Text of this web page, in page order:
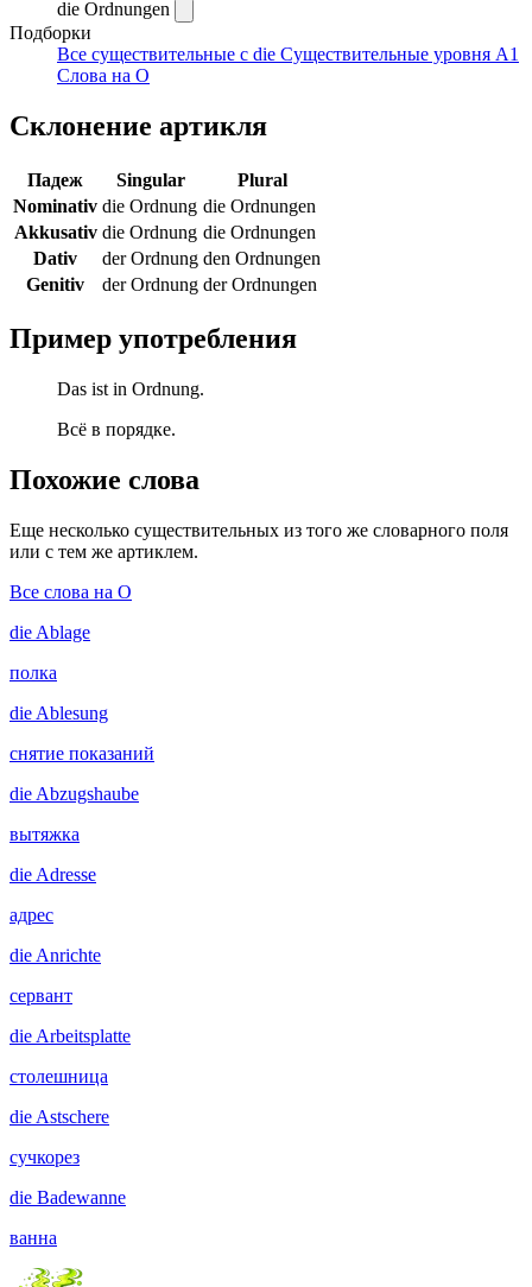
die Ordnungen
Подборки
Все существительные с die Существительные уровня A1
Слова на O
Склонение артикля
Падеж Singular
Plural
Nominativ die Ordnung die Ordnungen
Akkusativ die Ordnung die Ordnungen
Dativ
der Ordnung den Ordnungen
Genitiv
der Ordnung der Ordnungen
Пример употребления
Das ist in Ordnung.
Всё в порядке.
Похожие слова
Еще несколько существительных из того же словарного поля
или с тем же артиклем.
Все слова на O
die Ablage
полка
die Ablesung
снятие показаний
die Abzugshaube
вытяжка
die Adresse
адрес
die Anrichte
сервант
die Arbeitsplatte
столешница
die Astschere
сучкорез
die Badewanne
ванна